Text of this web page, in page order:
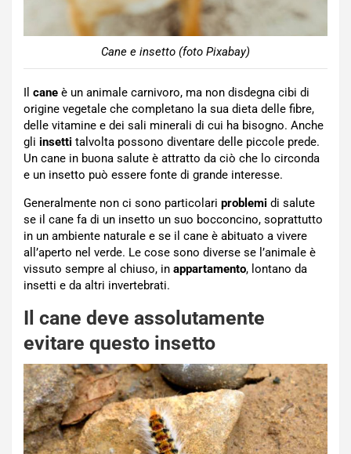
Cane e insetto (foto Pixabay)
Il cane è un animale carnivoro, ma non disdegna cibi di
origine vegetale che completano la sua dieta delle fibre,
delle vitamine e dei sali minerali di cui ha bisogno. Anche
gli insetti talvolta possono diventare delle piccole prede.
Un cane in buona salute è attratto da ciò che lo circonda
e un insetto può essere fonte di grande interesse.
Generalmente non ci sono particolari problemi di salute
se il cane fa di un insetto un suo bocconcino, soprattutto
in un ambiente naturale e se il cane è abituato a vivere
all’aperto nel verde. Le cose sono diverse se l’animale è
vissuto sempre al chiuso, in appartamento, lontano da
insetti e da altri invertebrati.
Il cane deve assolutamente
evitare questo insetto